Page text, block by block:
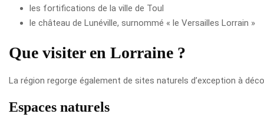
les fortifications de la ville de Toul
le château de Lunéville, surnommé « le Versailles Lorrain »
Que visiter en Lorraine ?
La région regorge également de sites naturels d’exception à
Espaces naturels